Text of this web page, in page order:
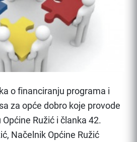
o financiranju programa i
za opće dobro koje provode
Ružić i članka 42.
Načelnik Općine Ružić